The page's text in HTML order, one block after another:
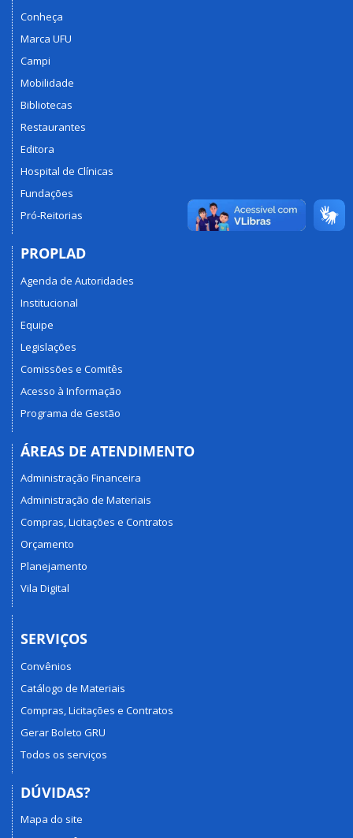
Conheça
Marca UFU
Campi
Mobilidade
Bibliotecas
Restaurantes
Editora
Hospital de Clínicas
Fundações
Pró-Reitorias
PROPLAD
Agenda de Autoridades
Institucional
Equipe
Legislações
Comissões e Comitês
Acesso à Informação
Programa de Gestão
ÁREAS DE ATENDIMENTO
Administração Financeira
Administração de Materiais
Compras, Licitações e Contratos
Orçamento
Planejamento
Vila Digital
SERVIÇOS
Convênios
Catálogo de Materiais
Compras, Licitações e Contratos
Gerar Boleto GRU
Todos os serviços
DÚVIDAS?
Mapa do site